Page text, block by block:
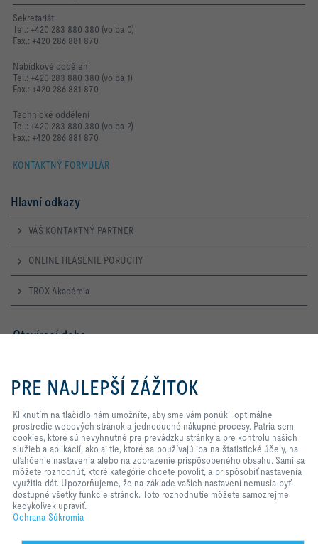
Sekretariát
Tel.: +420 283 880 380 (volba 0)
Fax.: +420 286 881 870
Nabídkové oddělení
Tel.: +420 283 880 380 (volba 1)
Fax.: +420 286 881 870
Technické oddělení
Tel.: +420 283 880 380 (volba 2)
Fax.: +420 286 881 870
KONTAKTNÝ FORMULÁR
Hlavní odkazy
VÁŠ KONTAKTNÝ PARTNER
ONLINE HLÁSENIE PORUCHY
TROX Akadémia
Otevírací doba
Pátek
7:30 – 14:00
TROX NA SOCIÁLNYCH SIEŤACH
HOME Kontakty Impresum
Dodacie a Platobné Podmienky
Ochrana Súkromia
umožníte, aby sme vám ponúkli
optimálne prostredie webových
procesy. Patria sem cookies, ktoré
sú nevyhnutné pre prevádzku
stránky a pre kontrolu našich
služieb a aplikácií, ako aj tie, ktoré
sa používajú iba na štatistické
účely, na uľahčenie nastavenia
alebo na zobrazenie
prispôsobeného obsahu. Sami sa
Upozorňujeme, že na základe
PRE NAJLEPŠÍ ZÁŽITOK
Kliknutím na tlačidlo nám umožníte, aby sme vám ponúkli optimálne
prostredie webových stránok a jednoduché nákupné procesy. Patria sem
cookies, ktoré sú nevyhnutné pre prevádzku stránky a pre kontrolu našich
služieb a aplikácií, ako aj tie, ktoré sa používajú iba na štatistické účely, na
uľahčenie nastavenia alebo na zobrazenie prispôsobeného obsahu. Sami sa
môžete rozhodnúť, ktoré kategórie chcete povoliť, a prispôsobiť nastavenia
využitia dát. Upozorňujeme, že na základe vašich nastavení nemusia byť
dostupné všetky funkcie stránok. Toto rozhodnutie môžete samozrejme
kedykoľvek upraviť.
Ochrana Súkromia